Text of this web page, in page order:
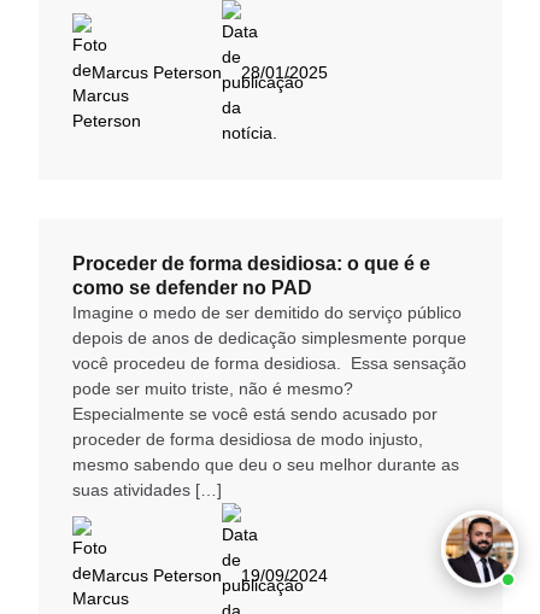
Marcus Peterson 28/01/2025
Proceder de forma desidiosa: o que é e
como se defender no PAD
Imagine o medo de ser demitido do serviço público
depois de anos de dedicação simplesmente porque
você procedeu de forma desidiosa. Essa sensação
pode ser muito triste, não é mesmo?
Especialmente se você está sendo acusado por
proceder de forma desidiosa de modo injusto,
mesmo sabendo que deu o seu melhor durante as
suas atividades […]
Marcus Peterson 19/09/2024